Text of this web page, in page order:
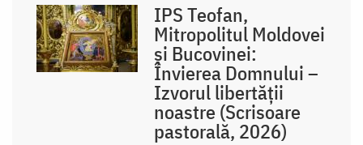
IPS Teofan,
Mitropolitul Moldovei
și Bucovinei:
Învierea Domnului –
Izvorul libertăţii
noastre (Scrisoare
pastorală, 2026)